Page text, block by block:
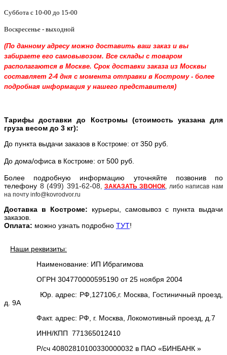
Суббота с 10-00 до 15-00
Воскресенье - выходной
(По данному адресу можно доставить ваш заказ и вы
забираете его самовывозом. Все склады с товаром
располагаются в Москве. Срок доставки заказа из Москвы
составляет 2-4 дня с момента отправки в Кострому - более
подробная информация у нашего представителя)
Тарифы доставки до Костромы (стоимость указана для
груза весом до 3 кг):
До пункта выдачи заказов в Костроме: от 350 руб.
До дома/офиса в Костроме: от 500 руб.
Более подробную информацию уточняйте позвонив по
телефону 8 (499) 391-62-08, ЗАКАЗАТЬ ЗВОНОК, либо написав нам
на почту info@kovrodvor.ru
Доставка в Костроме: курьеры, самовывоз с пункта выдачи
заказов.
Оплата: можно узнать подробно ТУТ!
Наши реквизиты:
Наименование: ИП Ибрагимова
ОГРН 304770000595190 от 25 ноября 2004
Юр. адрес: РФ,127106,г. Москва, Гостиничный проезд,
д. 9А
Факт. адрес: РФ, г. Москва, Локомотивный проезд, д.7
ИНН/КПП 771365012410
Р/сч 40802810100330000032 в ПАО «БИНБАНК »